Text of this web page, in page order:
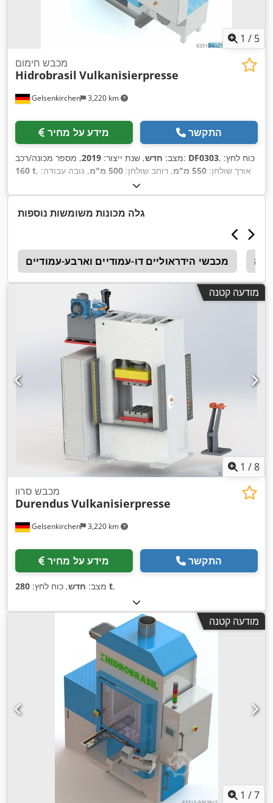
1 / 5
Gelsenkirchen 3,220 km
מכבש חימום
Hidrobrasil Vulkanisierpresse
מידע על מחיר התקשר
מצב: חדש, שנת ייצור: 2019 , מספר מכונה/רכב: DF0303 , כוח לחץ:
160 t
, אורך שולחן: 550 מ"מ , רוחב שולחן: 500 מ"מ
, גובה עבודה:
גלה מכונות משומשות נוספות
מכבשי הידראוליים דו-עמודיים וארבע-עמודיים
מודעה קטנה
1 /8
Gelsenkirchen 3,220 km
מכבש סרוו
DurendusVulkanisierpresse
מידע על מחיר התקשר
מצב: חדש, כוח לחץ: 280 t,
מודעה קטנה
1 /7